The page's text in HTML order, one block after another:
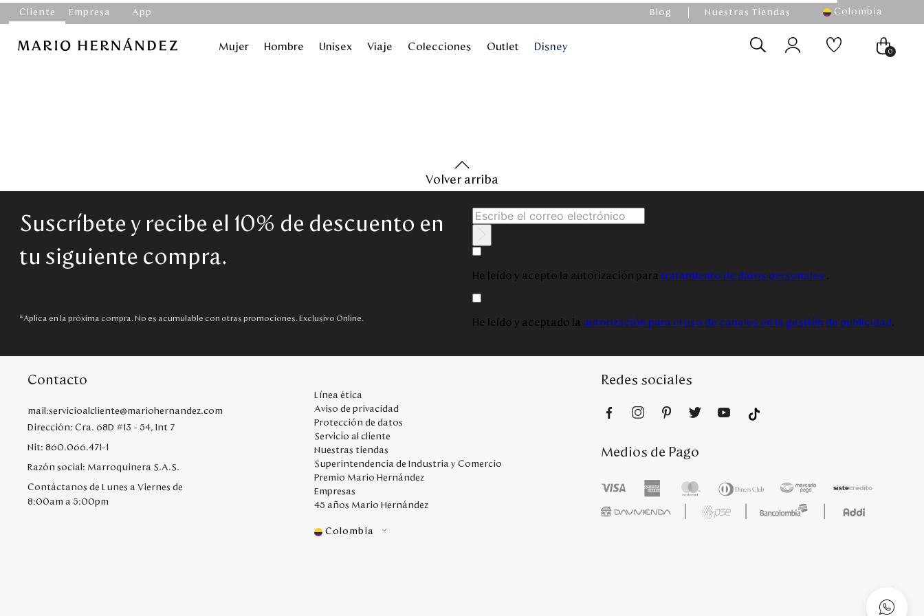
Cliente Empresa App Blog Nuestras Tiendas Colombia
Mujer Hombre Unisex Viaje Colecciones Outlet Disney 0
Volver arriba
Suscríbete y recibe el 10% de descuento en
tu siguiente compra.
*Aplica en la próxima compra. No es acumulable con otras promociones. Exclusivo Online.
He leído y acepto la autorización para tratamiento de datos personales .
He leído y aceptado la autorización para el uso de canales en la gestión de publicidad .
Contacto
mail:servicioalcliente@mariohernandez.com
Dirección: Cra. 68D #13 - 54, Int 7
Nit: 860.066.471-1
Razón social: Marroquinera S.A.S.
Contáctanos de Lunes a Viernes de
8:00am a 5:00pm
Línea ética
Aviso de privacidad
Protección de datos
Servicio al cliente
Nuestras tiendas
Superintendencia de Industria y Comercio
Premio Mario Hernández
Empresas
45 años Mario Hernández
Colombia
Redes sociales
Medios de Pago